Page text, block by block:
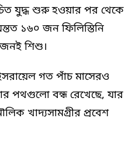
যুদ্ধ শুরু হওয়ার পর থেকে
১৬০ জন ফিলিস্তিনি
জনই শিশু।
গত পাঁচ মাসেরও
পথগুলো বন্ধ রেখেছে, যার
খাদ্যসামগ্রীর প্রবেশ